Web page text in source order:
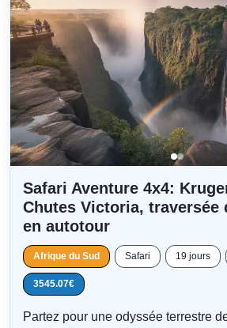
Safari Aventure 4x4:
Chutes Victoria, traversée
en autotour
Afrique du Sud Safari 19 jours
3545.07€
Partez pour une odyssée terrestre